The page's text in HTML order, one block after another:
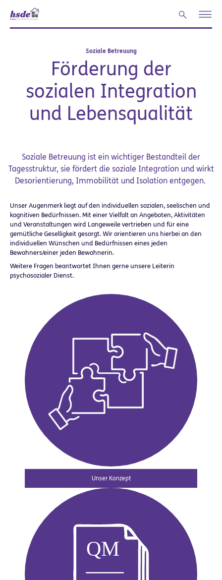
Soziale Betreuung
Förderung der
sozialen Integration
und Lebensqualität
Soziale Betreuung ist ein wichtiger Bestandteil der
Tagesstruktur, sie fördert die soziale Integration und wirkt
Desorientierung, Immobilität und Isolation entgegen.
Unser Augenmerk liegt auf den individuellen sozialen, seelischen und
kognitiven Bedürfnissen. Mit einer Vielfalt an Angeboten, Aktivitäten
und Veranstaltungen wird Langeweile vertrieben und für eine
gemütliche Geselligkeit gesorgt. Wir orientieren uns hierbei an den
individuellen Wünschen und Bedürfnissen eines jeden
Bewohners/einer jeden Bewohnerin.
Weitere Fragen beantwortet Ihnen gerne unsere Leiterin
psychosozialer Dienst.
Unser Konzept
QM